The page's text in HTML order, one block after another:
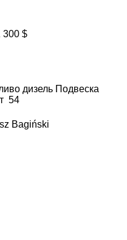
300 $
дизель Подвеска
54
Bagiński